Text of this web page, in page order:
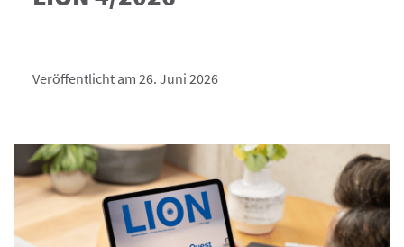
Veröffentlicht am 26. Juni 2026